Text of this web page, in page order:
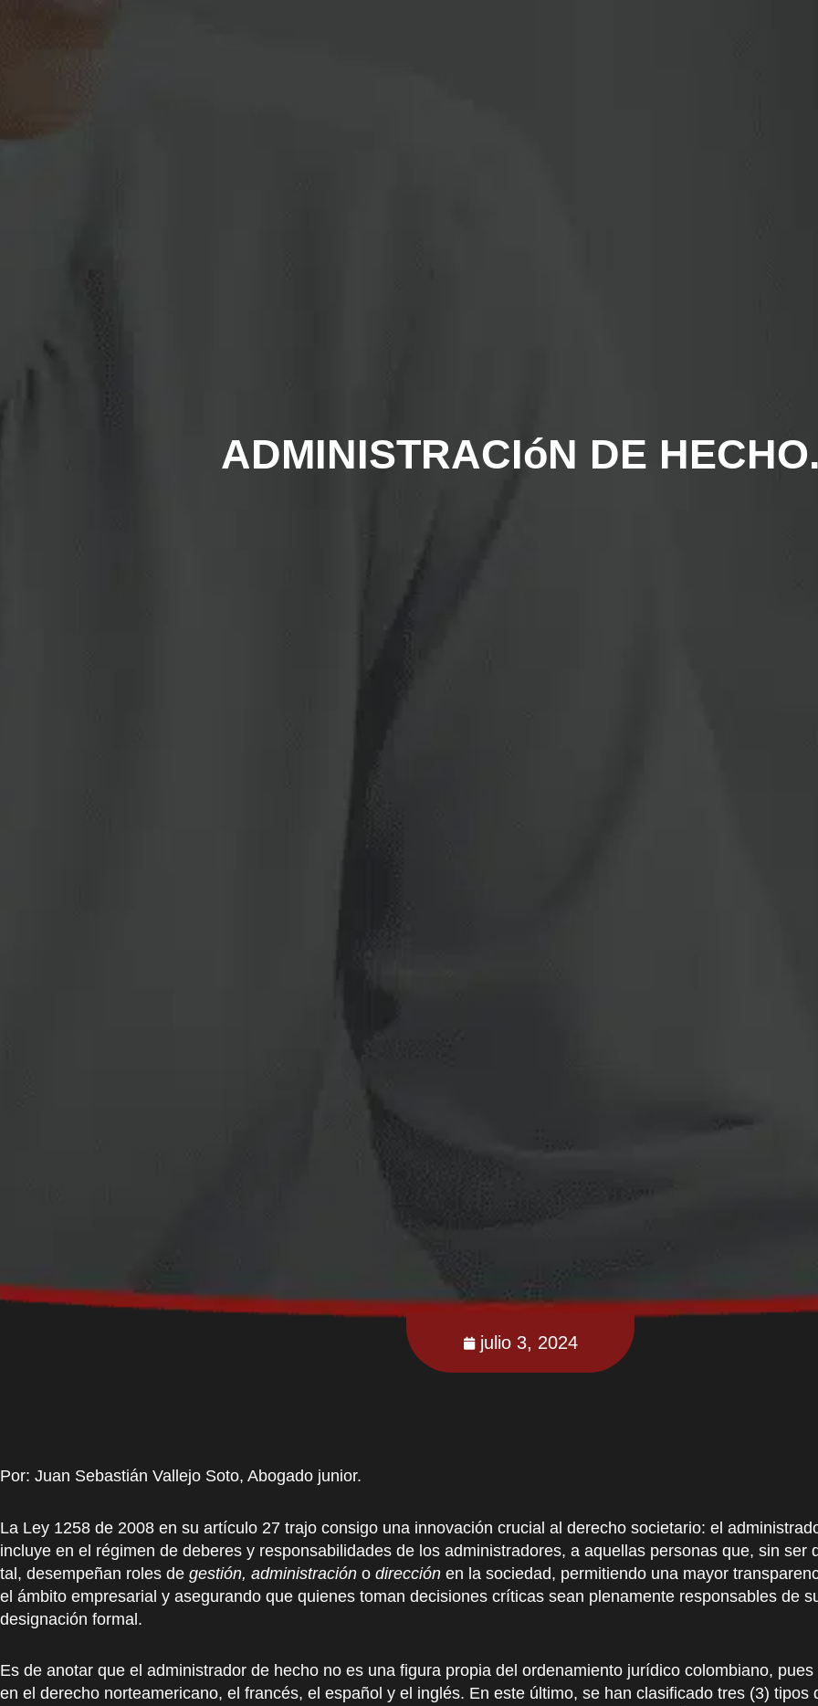
ADMINISTRACIóN DE
julio 3, 2024
Por: Juan Sebastián Vallejo Soto, Abogado junior.
La Ley 1258 de 2008 en su artículo 27 trajo consigo una innovación crucial al derecho societario: el
incluye en el régimen de deberes y responsabilidades de los administradores, a aquellas personas que, sin ser
tal, desempeñan roles de gestión, administración o dirección en la sociedad, permitiendo una mayor
el ámbito empresarial y asegurando que quienes toman decisiones críticas sean plenamente responsables de
designación formal.
Es de anotar que el administrador de hecho no es una figura propia del ordenamiento jurídico colombiano,
en el derecho norteamericano, el francés, el español y el inglés. En este último, se han clasificado tres (3)